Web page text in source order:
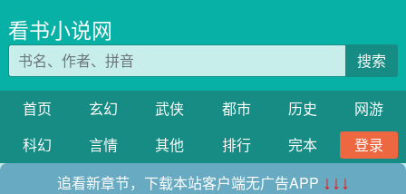
看书小说网
搜索
首页 玄幻 武侠 都市 历史
网游
科幻
言情 其他 排行 完本
登录
追看新章节，下载本站客户端无广告APP ↓↓↓